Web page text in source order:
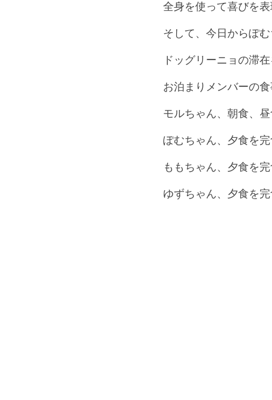
全身を使って喜びを表
そして、今日からぽ
ドッグリーニョの滞
お泊まりメンバーの食
モルちゃん、朝食、
ぽむちゃん、夕食を完
ももちゃん、夕食を完
ゆずちゃん、夕食を完